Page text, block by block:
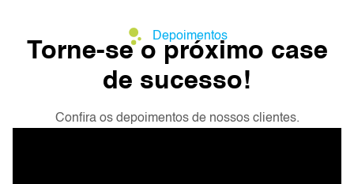
Depoimentos
Torne-se o próximo case
de sucesso!
Confira os depoimentos de nossos clientes.